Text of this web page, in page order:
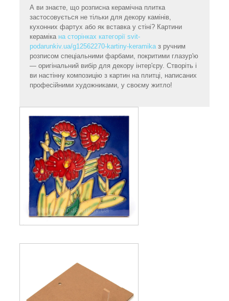
А ви знаєте, що розписна керамічна плитка
застосовується не тільки для декору камінів,
кухонних фартух або як вставка у стіні? Картини
кераміка на сторінках категорії svit-
podarunkiv.ua/g12562270-kartiny-keramika з ручним
розписом спеціальними фарбами, покритими глазур'ю
— оригінальний вибір для декору інтер'єру. Створіть і
ви настінну композицію з картин на плитці, написаних
професійними художниками, у своєму житло!